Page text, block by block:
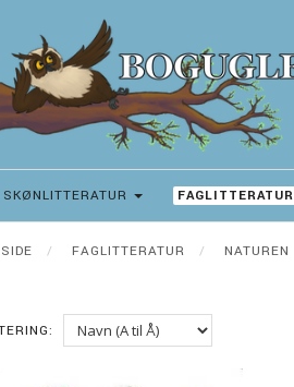
SKØNLITTERATUR FAGLITTERATUR
FAGLITTERATUR NATUREN